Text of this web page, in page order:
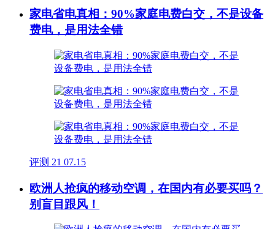
家电省电真相：90%家庭电费白交，不是设备
费电，是用法全错
评测 21 07.15
欧洲人抢疯的移动空调，在国内有必要买吗？
别盲目跟风！